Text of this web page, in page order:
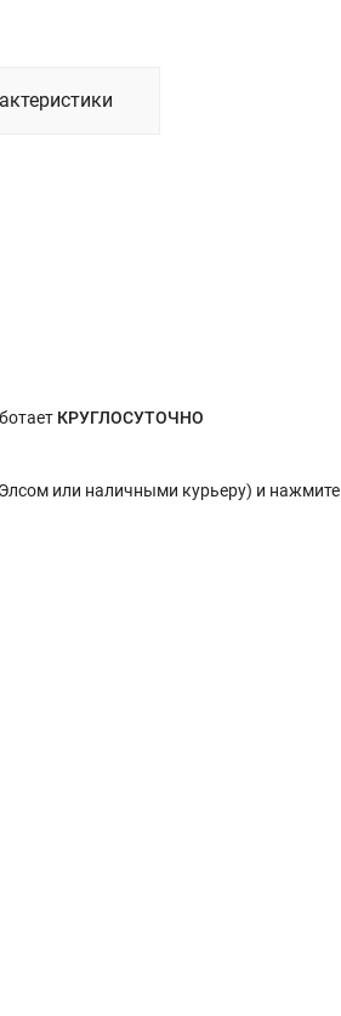
КРУГЛОСУТОЧНО
или наличными курьеру) и нажмите